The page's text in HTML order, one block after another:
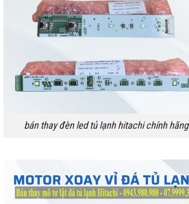
bán thay đèn led tủ lạnh hitachi chính hãng